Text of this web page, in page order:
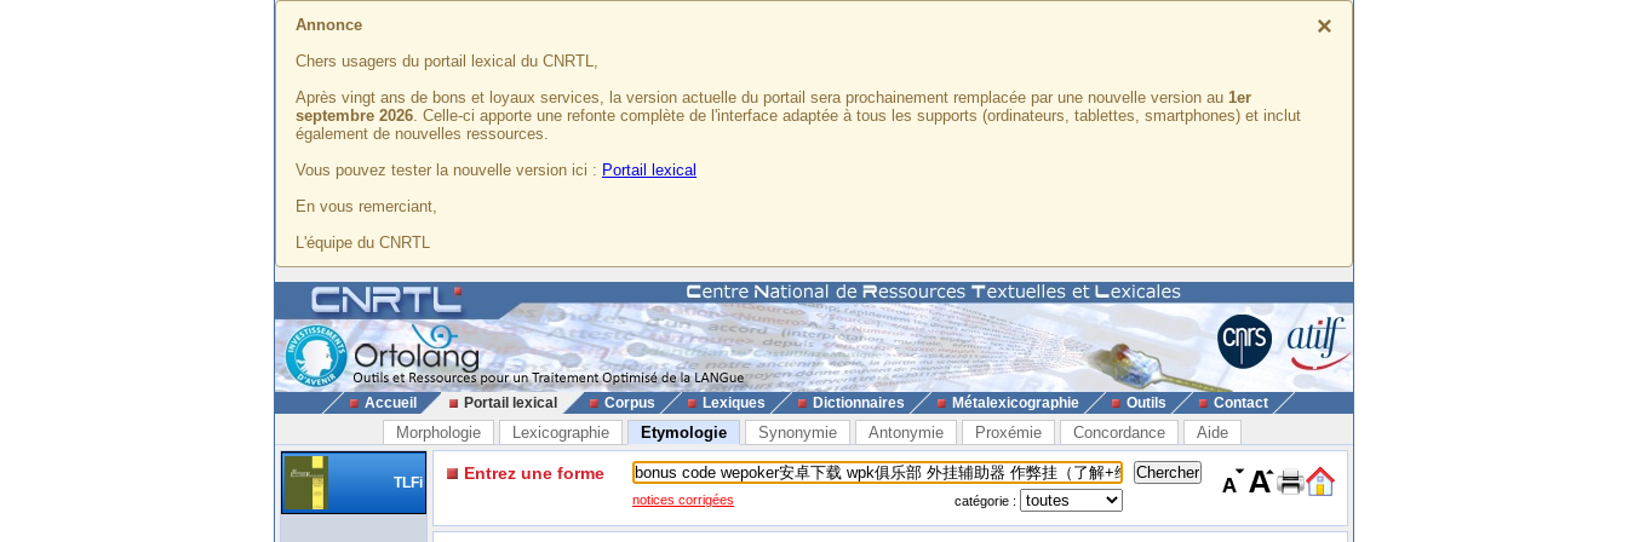
×
Annonce
Chers usagers du portail lexical du CNRTL,
Après vingt ans de bons et loyaux services, la version actuelle du portail sera prochainement remplacée par une nouvelle version au 1er
septembre 2026. Celle-ci apporte une refonte complète de l'interface adaptée à tous les supports (ordinateurs, tablettes, smartphones) et inclut
également de nouvelles ressources.
Vous pouvez tester la nouvelle version ici : Portail lexical
En vous remerciant,
L'équipe du CNRTL
Accueil Portail lexical Corpus Lexiques Dictionnaires Métalexicographie Outils Contact
Morphologie Lexicographie Etymologie Synonymie Antonymie Proxémie Concordance Aide
TLFi Entrez une forme
notices corrigées catégorie :